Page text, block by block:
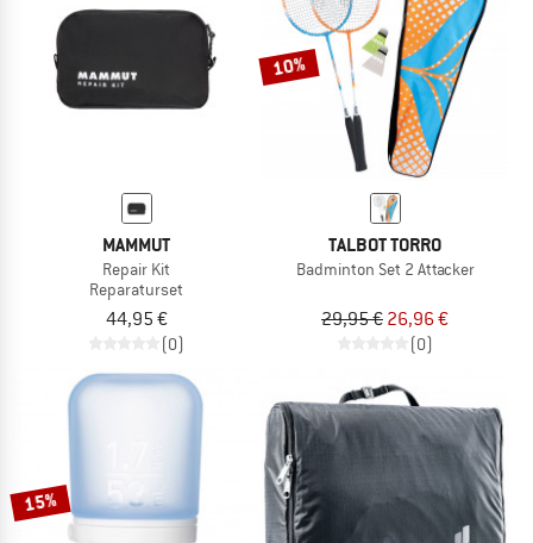
MAMMUT
Repair Kit
Reparaturset
44,95 €
(0)
10%
TALBOT TORRO
Badminton Set 2 Attacker
29,95 € 26,96 €
(0)
15%